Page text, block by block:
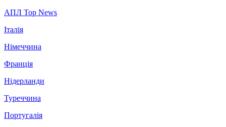
АПЛ Top News
Італія
Німеччина
Франція
Нідерланди
Туреччина
Португалія